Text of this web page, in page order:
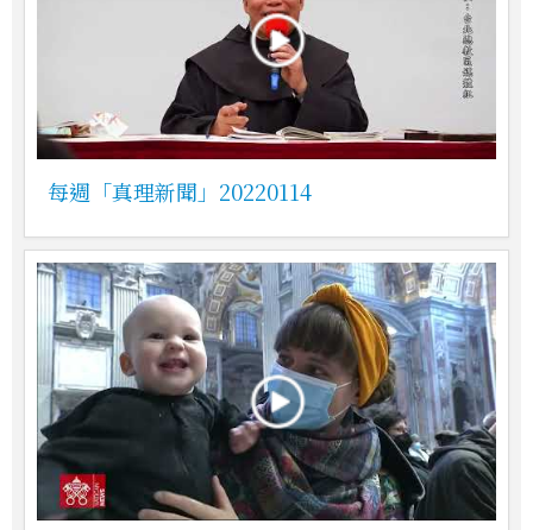
每週「真理新聞」20220114